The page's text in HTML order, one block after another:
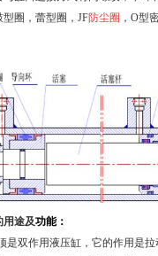
圈，蕾型圈， JF防尘圈 ， O型
用途及功能：
是双作用液压缸，它的作用是